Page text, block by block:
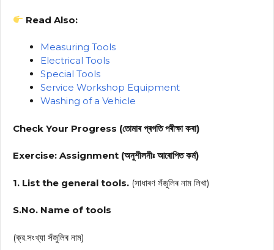
Read Also:
Measuring Tools
Electrical Tools
Special Tools
Service Workshop Equipment
Washing of a Vehicle
Check Your Progress (তোমাৰ প্ৰগতি পৰীক্ষা কৰা)
Exercise: Assignment (অনুশীলনীঃ আৰোপিত কর্ম)
1. List the general tools. (সাধাৰণ সঁজুলিৰ নাম লিখা)
S.No. Name of tools
(ক্র.সংখ্যা সঁজুলিৰ নাম)